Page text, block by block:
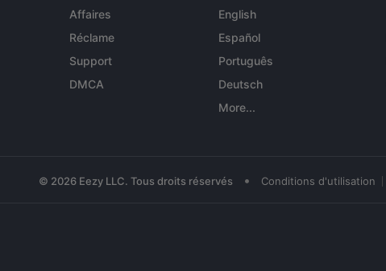
Affaires
Réclame
Support
DMCA
English
Español
Português
Deutsch
More...
© 2026 Eezy LLC. Tous droits réservés • Conditions d'utilisation